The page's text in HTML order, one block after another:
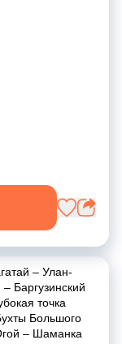
– Улан-
– Баргузинский
точка
Большого
– Шаманка